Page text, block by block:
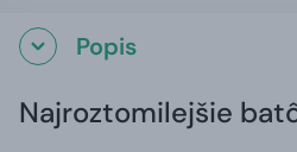
Popis
Najroztomilejšie